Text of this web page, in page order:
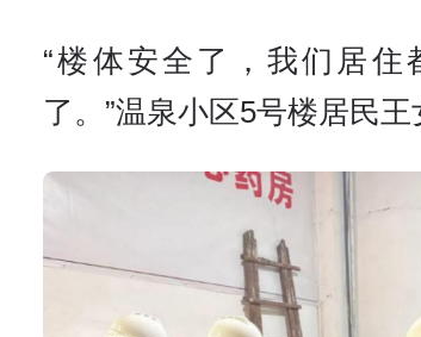
“楼体安全了，我们居
了。”温泉小区5号楼居民王